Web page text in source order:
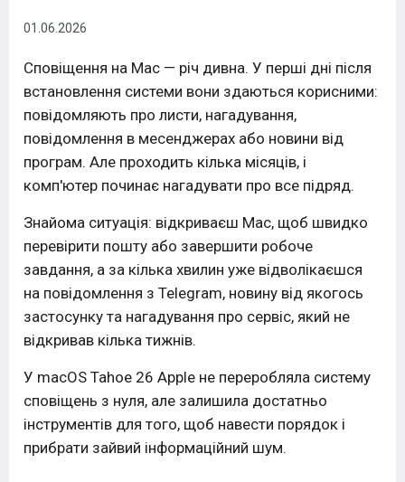
01.06.2026
Сповіщення на Mac — річ дивна. У перші дні після
встановлення системи вони здаються корисними:
повідомляють про листи, нагадування,
повідомлення в месенджерах або новини від
програм. Але проходить кілька місяців, і
комп'ютер починає нагадувати про все підряд.
Знайома ситуація: відкриваєш Mac, щоб швидко
перевірити пошту або завершити робоче
завдання, а за кілька хвилин уже відволікаєшся
на повідомлення з Telegram, новину від якогось
застосунку та нагадування про сервіс, який не
відкривав кілька тижнів.
У macOS Tahoe 26 Apple не переробляла систему
сповіщень з нуля, але залишила достатньо
інструментів для того, щоб навести порядок і
прибрати зайвий інформаційний шум.